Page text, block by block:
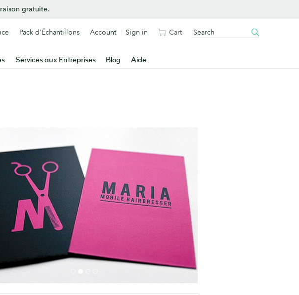
gratuite.
Services aux Entreprises Blog Aide
Pack d'Échantillons Account Sign in Cart